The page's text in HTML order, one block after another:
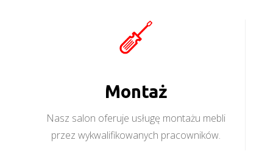
Montaż
Nasz salon oferuje usługę montażu mebli
przez wykwalifikowanych pracowników.